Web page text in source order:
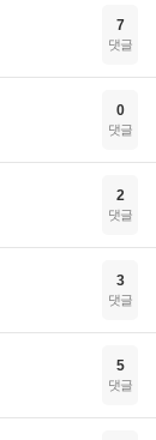
7
댓글
0
댓글
2
댓글
3
댓글
5
댓글